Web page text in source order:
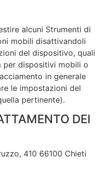
alcuni Strumenti di
mobili disattivandoli
del dispositivo, quali
per dispositivi mobili o
in generale
le impostazioni del
pertinente).
DEI
410 66100 Chieti